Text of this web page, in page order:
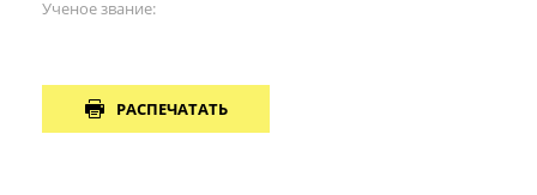
Ученое звание
РАСПЕЧАТАТЬ